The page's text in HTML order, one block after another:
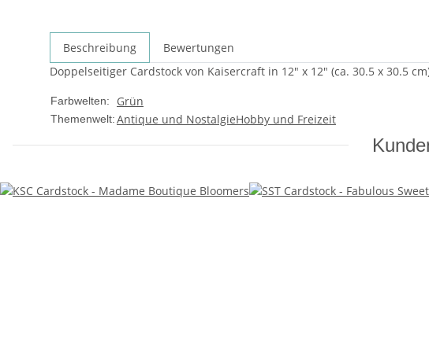
Beschreibung
Bewertungen
Doppelseitiger Cardstock von Kaisercraft in 12" x 12" (ca. 30.5 x 30.5
Farbwelten: Grün
Themenwelt:Antique und NostalgieHobby und Freizeit